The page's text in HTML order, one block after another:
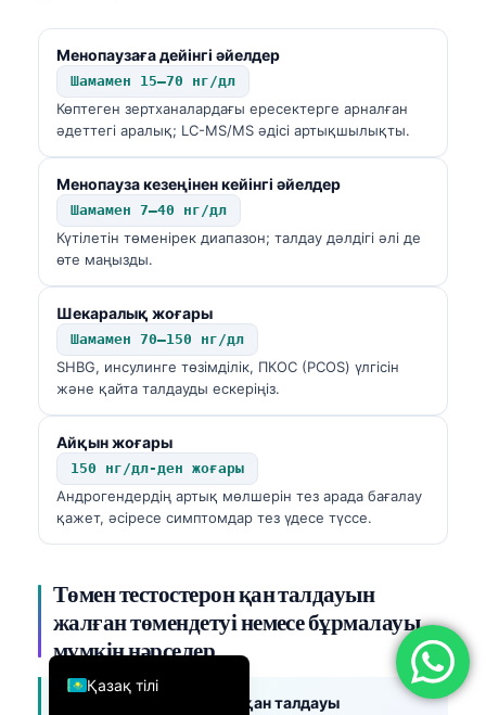
Менопаузаға дейінгі әйелдер
Шамамен 15–70 нг/дл
Көптеген зертханалардағы ересектерге арналған
әдеттегі аралық; LC-MS/MS әдісі артықшылықты.
Менопауза кезеңінен кейінгі әйелдер
Шамамен 7–40 нг/дл
Күтілетін төменірек диапазон; талдау дәлдігі әлі де
өте маңызды.
Шекаралық жоғары
Шамамен 70–150 нг/дл
SHBG, инсулинге төзімділік, ПКОС (PCOS) үлгісін
және қайта талдауды ескеріңіз.
Айқын жоғары
150 нг/дл-ден жоғары
Андрогендердің артық мөлшерін тез арада бағалау
қажет, әсіресе симптомдар тез үдесе түссе.
Төмен тестостерон қан талдауын
жалған төмендетуі немесе бұрмалауы
мүмкін нәрселер
Тестостеронның төмен қан талдауы
Қазақ тілі
English
Français
עִבְרִית
Italiano
Português
Ελληνικά
Türkçe
Română
简体中文
فارسی
Български
Nederlands
हिन्दी